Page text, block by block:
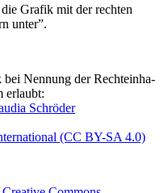
Gra­fik mit der rech­ten
unter”.
Nen­nung der Rech­te­inha­
erlaubt:
Schrö­der
(CC BY-SA 4.0)